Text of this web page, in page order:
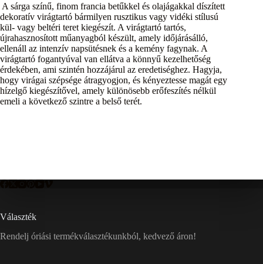
A sárga színű, finom francia betűkkel és olajágakkal díszített
dekoratív virágtartó bármilyen rusztikus vagy vidéki stílusú
kül- vagy beltéri teret kiegészít. A virágtartó tartós,
újrahasznosított műanyagból készült, amely időjárásálló,
ellenáll az intenzív napsütésnek és a kemény fagynak. A
virágtartó fogantyúval van ellátva a könnyű kezelhetőség
érdekében, ami szintén hozzájárul az eredetiséghez. Hagyja,
hogy virágai szépsége átragyogjon, és kényeztesse magát egy
hízelgő kiegészítővel, amely különösebb erőfeszítés nélkül
emeli a következő szintre a belső terét.
Választék
Rendelj óriási termékválasztékunkból, kedvező áron!